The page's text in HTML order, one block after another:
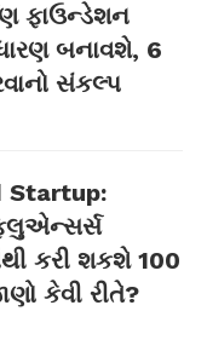
ફાઉન્ડેશન
બનાવશે, 6
સંકલ્પ
Startup:
કરી શકશે 100
કેવી રીતે?